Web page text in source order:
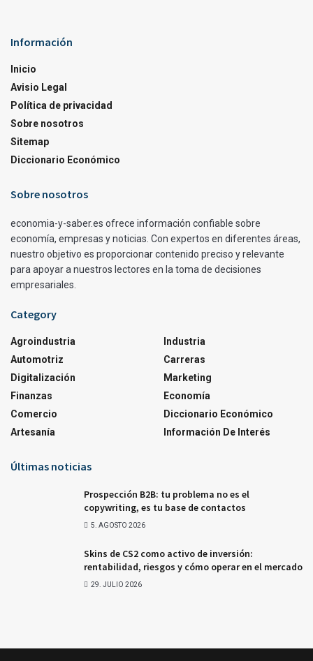
Información
Inicio
Avisio Legal
Política de privacidad
Sobre nosotros
Sitemap
Diccionario Económico
Sobre nosotros
economia-y-saber.es ofrece información confiable sobre
economía, empresas y noticias. Con expertos en diferentes áreas,
nuestro objetivo es proporcionar contenido preciso y relevante
para apoyar a nuestros lectores en la toma de decisiones
empresariales.
Category
Agroindustria
Automotriz
Digitalización
Finanzas
Comercio
Artesanía
Industria
Carreras
Marketing
Economía
Diccionario Económico
Información De Interés
Últimas noticias
Prospección B2B: tu problema no es el
copywriting, es tu base de contactos
5. AGOSTO 2026
Skins de CS2 como activo de inversión:
rentabilidad, riesgos y cómo operar en el mercado
29. JULIO 2026